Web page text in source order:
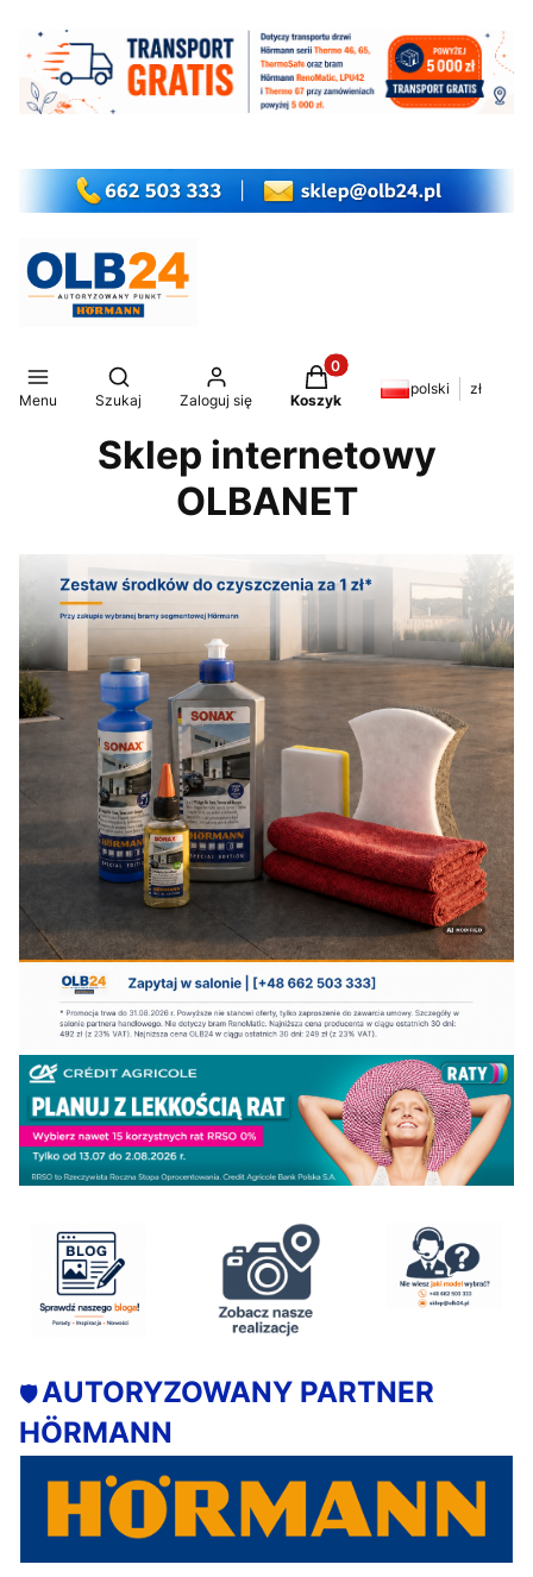
Menu
Otwórz wyszukiwarkę
Szukaj Zaloguj się
Produkty w koszyku: 0.
Koszyk
polski zł
Sklep internetowy
OLBANET
🛡️AUTORYZOWANY PARTNER
HÖRMANN